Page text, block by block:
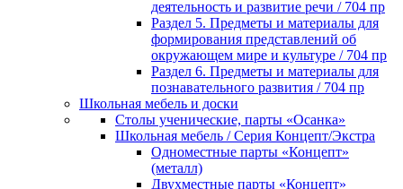
деятельность и развитие речи / 704 пр
Раздел 5. Предметы и материалы для
формирования представлений об
окружающем мире и культуре / 704 пр
Раздел 6. Предметы и материалы для
познавательного развития / 704 пр
Школьная мебель и доски
Столы ученические, парты «Осанка»
Школьная мебель / Серия Концепт/Экстра
Одноместные парты «Концепт»
(металл)
Двухместные парты «Концепт»